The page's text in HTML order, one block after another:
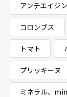
アンチエイジ
コロンブス
トマト
プリッキーヌ
ミネラル、